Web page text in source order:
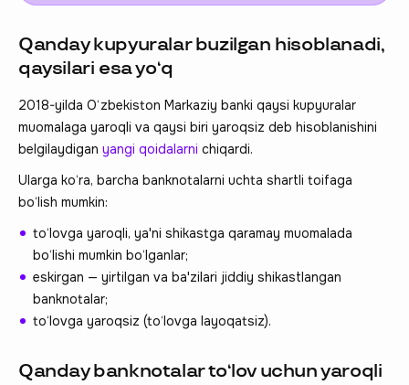
Qanday kupyuralar buzilgan hisoblanadi,
qaysilari esa yo‘q
2018-yilda O‘zbekiston Markaziy banki qaysi kupyuralar
muomalaga yaroqli va qaysi biri yaroqsiz deb hisoblanishini
belgilaydigan yangi qoidalarni chiqardi.
Ularga ko‘ra, barcha banknotalarni uchta shartli toifaga
bo‘lish mumkin:
to‘lovga yaroqli, ya'ni shikastga qaramay muomalada
bo‘lishi mumkin bo‘lganlar;
eskirgan — yirtilgan va ba'zilari jiddiy shikastlangan
banknotalar;
to‘lovga yaroqsiz (to‘lovga layoqatsiz).
Qanday banknotalar to‘lov uchun yaroqli